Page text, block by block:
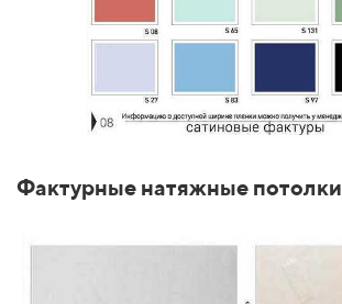
Фактурные натяжные потолки